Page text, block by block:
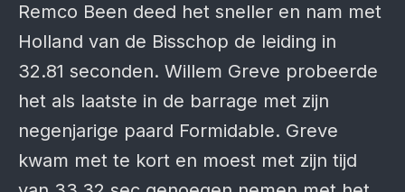
Remco Been deed het sneller en nam met
Holland van de Bisschop de leiding in
32.81 seconden. Willem Greve probeerde
het als laatste in de barrage met zijn
negenjarige paard Formidable. Greve
kwam met te kort en moest met zijn tijd